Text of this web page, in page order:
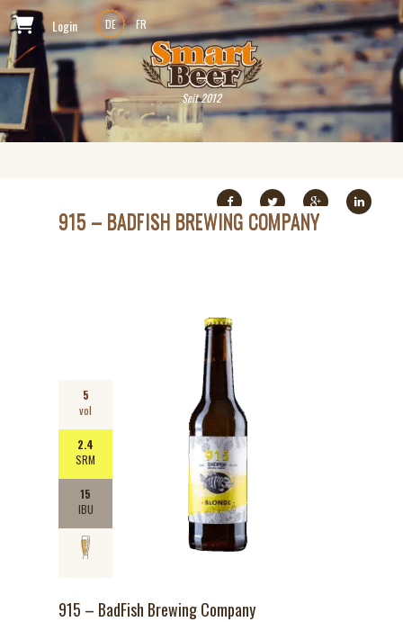
Login DE FR
Seit 2012
915 – BADFISH BREWING COMPANY
915 – BadFish Brewing Company
5
vol
2.4
SRM
15
IBU